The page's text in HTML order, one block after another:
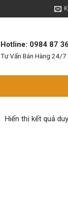
Hotline: 0984 87
Tư Vấn Bán Hàng 24/7
Hiển thị kết quả